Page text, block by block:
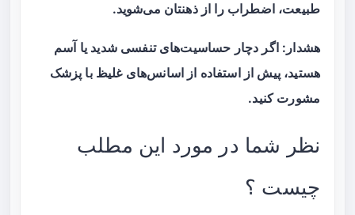
طبیعت، اضطراب را از ذهنتان می‌شوید.
هشدار: اگر دچار حساسیت‌های تنفسی شدید یا آسم
هستید، پیش از استفاده از اسانس‌های غلیظ با پزشک
مشورت کنید.
نظر شما در مورد این مطلب
چیست ؟